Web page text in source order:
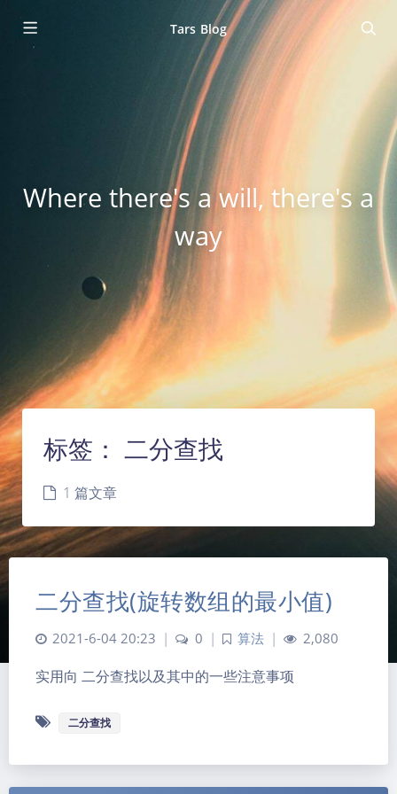
Tars Blog
Where there's a will, there's a
way
夜间模式
标签： 二分查找
1 篇文章
二分查找(旋转数组的最小值)
2021-6-04 20:23 | 0 | 算法 | 2,080
实用向 二分查找以及其中的一些注意事项
二分查找